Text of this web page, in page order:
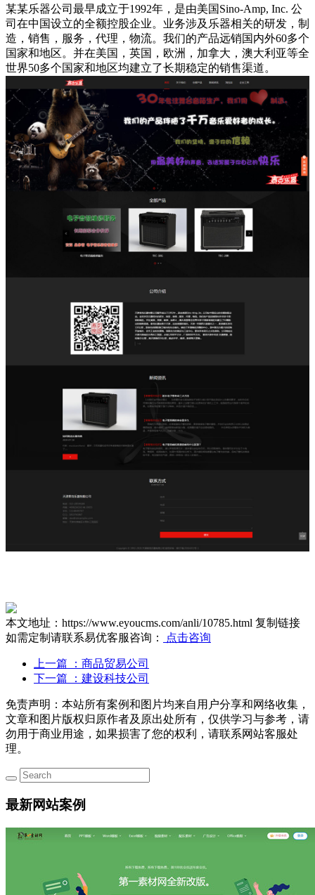
某某乐器公司最早成立于1992年，是由美国Sino-Amp, Inc. 公
司在中国设立的全额控股企业。业务涉及乐器相关的研发，制
造，销售，服务，代理，物流。我们的产品远销国内外60多个
国家和地区。并在美国，英国，欧洲，加拿大，澳大利亚等全
世界50多个国家和地区均建立了长期稳定的销售渠道。
本文地址：https://www.eyoucms.com/anli/10785.html 复制链接
如需定制请联系易优客服咨询：
点击咨询
上一篇
：商品贸易公司
下一篇
：建设科技公司
免责声明：本站所有案例和图片均来自用户分享和网络收集，
文章和图片版权归原作者及原出处所有，仅供学习与参考，请
勿用于商业用途，如果损害了您的权利，请联系网站客服处
理。
最新网站案例